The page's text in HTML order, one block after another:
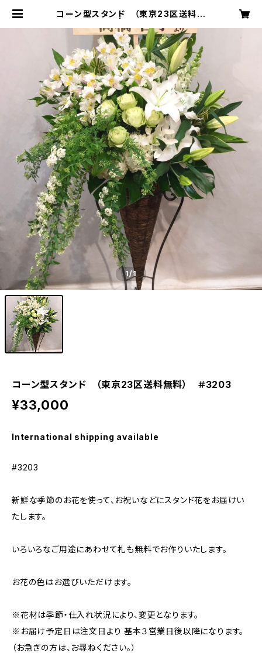
コーン型スタンド （東京23区送料無
1/1
コーン型スタンド （東京23区送料無料） ＃3203
¥33,000
International shipping available
#3203
新鮮な季節のお花を使って、お祝いなどにスタンド花をお届けい
たします。
いろいろなご用途にあわせて札も無料でお作りいたします。
お花の色はお選びいただけます。
※花材は季節・仕入れ状況により、変更となります。
※お届け予定日は注文日より 基本３営業日後以降になります。
（お急ぎの方は、お尋ねください。）